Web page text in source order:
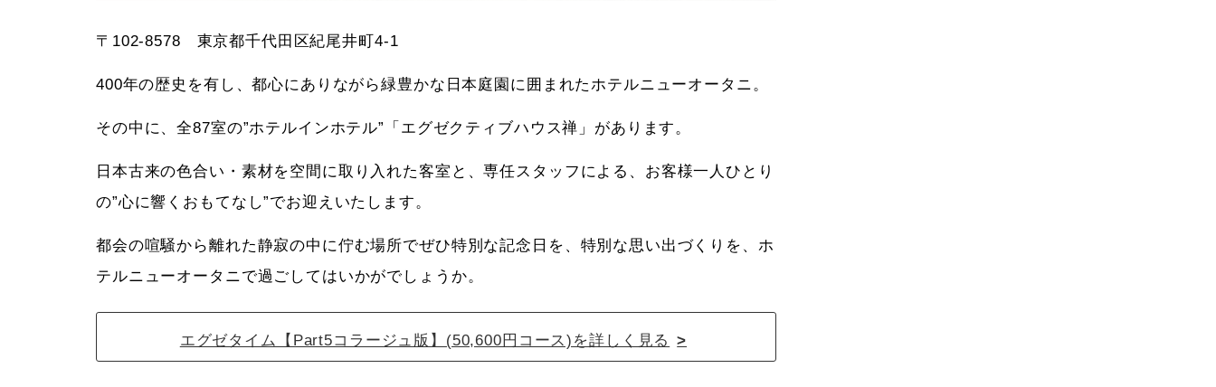
〒102-8578 東京都千代田区紀尾井町4‐1
400年の歴史を有し、都心にありながら緑豊かな日本庭園に囲まれたホテルニューオータニ。
その中に、全87室の”ホテルインホテル”「エグゼクティブハウス禅」があります。
日本古来の色合い・素材を空間に取り入れた客室と、専任スタッフによる、お客様一人ひとり
の”心に響くおもてなし”でお迎えいたします。
都会の喧騒から離れた静寂の中に佇む場所でぜひ特別な記念日を、特別な思い出づくりを、ホ
テルニューオータニで過ごしてはいかがでしょうか。
エグゼタイム【Part5コラージュ版】(50,600円コース)を詳しく見る